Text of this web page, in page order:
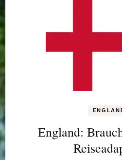
England: